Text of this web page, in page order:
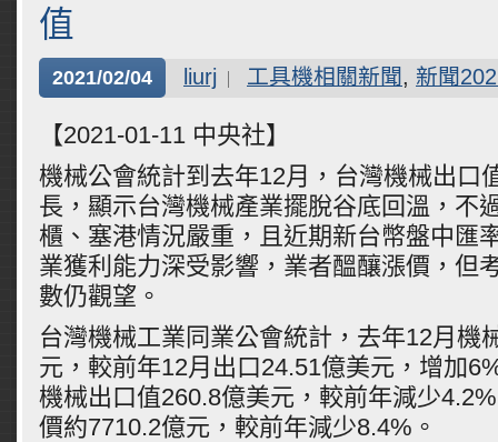
值
2021/02/04 liurj 工具機相關新聞, 新聞
【2021-01-11 中央社】
機械公會統計到去年12月，台灣機械出口
長，顯示台灣機械產業擺脫谷底回溫，不
櫃、塞港情況嚴重，且近期新台幣盤中匯
業獲利能力深受影響，業者醞釀漲價，但
數仍觀望。
台灣機械工業同業公會統計，去年12月機
元，較前年12月出口24.51億美元，增加
機械出口值260.8億美元，較前年減少
價約7710.2億元，較前年減少8.4%。